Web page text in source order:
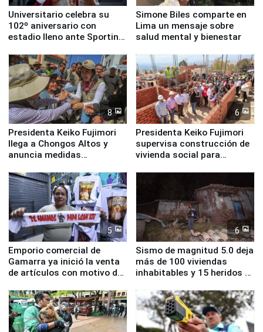
Universitario celebra su
102º aniversario con
estadio lleno ante Sporting
Simone Biles comparte en
Lima un mensaje sobre
salud mental y bienestar
8
Presidenta Keiko Fujimori
llega a Chongos Altos y
anuncia medidas
educación, salud y empleo
6
Presidenta Keiko Fujimori
supervisa construcción de
vivienda social para
5
Emporio comercial de
Gamarra ya inició la venta
de artículos con motivo de
6
Sismo de magnitud 5.0 deja
más de 100 viviendas
inhabitables y 15 heridos en